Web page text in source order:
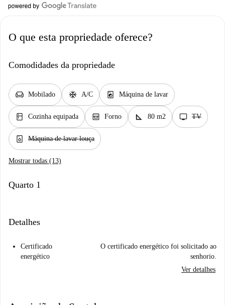
O que esta propriedade oferece?
Comodidades da propriedade
chair Mobilado ac_unit A/C local_laundry_service Máquina de lavar
kitchen Cozinha equipada oven_gen Forno square_foot 80 m2 tv TV
dishwasher_gen Máquina de lavar louça
Mostrar todas (13)
Quarto 1
Detalhes
Certificado
energético
O certificado energético foi solicitado ao
senhorio.
Ver detalhes